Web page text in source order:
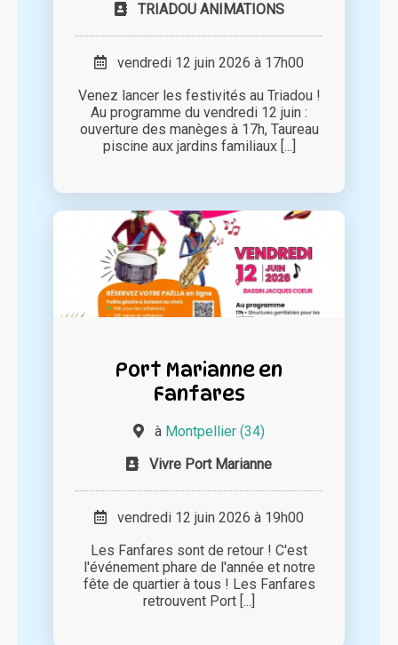
TRIADOU ANIMATIONS
vendredi 12 juin 2026 à 17h00
Venez lancer les festivités au Triadou !
Au programme du vendredi 12 juin :
ouverture des manèges à 17h, Taureau
piscine aux jardins familiaux [...]
Port Marianne en
Fanfares
à Montpellier (34)
Vivre Port Marianne
vendredi 12 juin 2026 à 19h00
Les Fanfares sont de retour ! C'est
l'événement phare de l'année et notre
fête de quartier à tous ! Les Fanfares
retrouvent Port [...]